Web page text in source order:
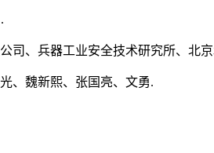
司、兵器工业安全技术研究所、北
、魏新熙、张国亮、文勇.